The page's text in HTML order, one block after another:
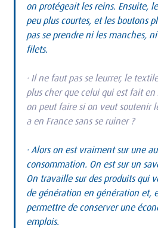
on protégeait les reins. Ensuite,
peu plus courtes, et les boutons
pas se prendre ni les manches,
filets.
· Il ne faut pas se leurrer, le
plus cher que celui qui est fait
on peut faire si on veut soutenir
a en France sans se ruiner ?
· Alors on est vraiment sur une
consommation. On est sur un
On travaille sur des produits qui
de génération en génération et,
permettre de conserver une
emplois.